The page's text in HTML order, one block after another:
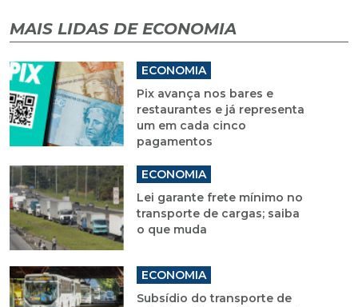
MAIS LIDAS DE ECONOMIA
ECONOMIA
Pix avança nos bares e
restaurantes e já representa
um em cada cinco
pagamentos
ECONOMIA
Lei garante frete mínimo no
transporte de cargas; saiba
o que muda
ECONOMIA
Subsídio do transporte de